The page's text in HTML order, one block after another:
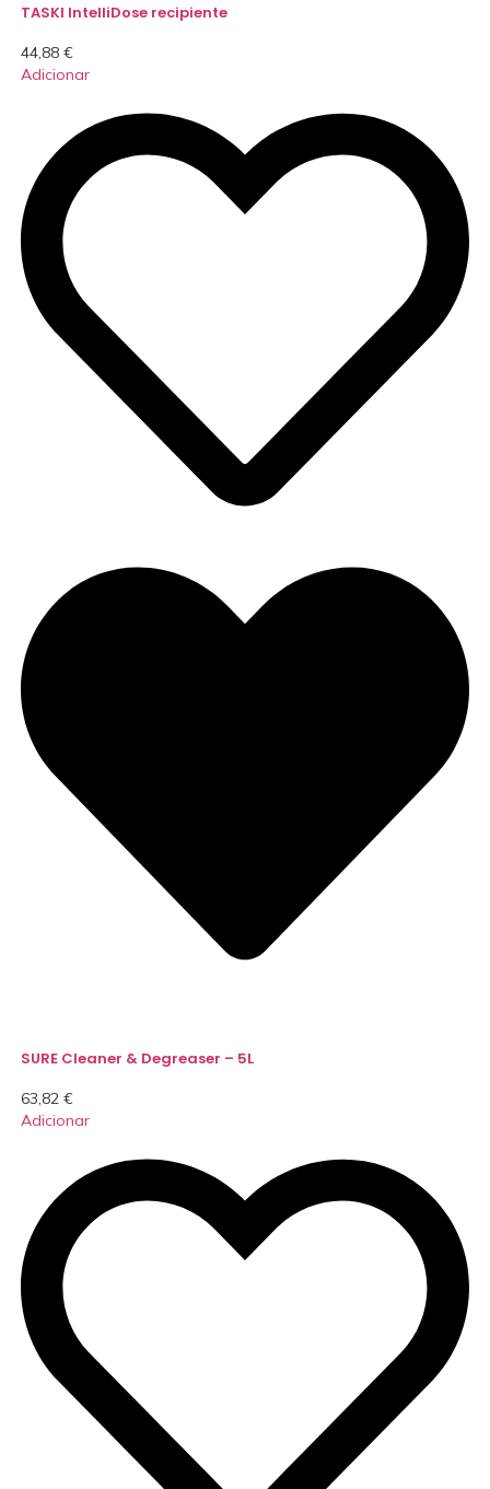
TASKI IntelliDose recipiente
44,88 €
Adicionar
SURE Cleaner & Degreaser – 5L
63,82 €
Adicionar